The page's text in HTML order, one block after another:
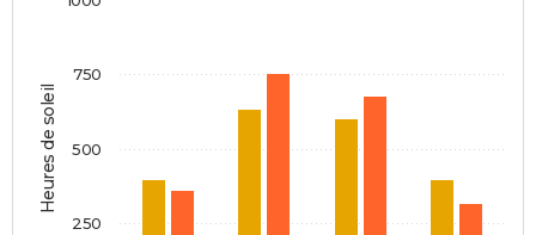
Heures de soleil
250
500
750